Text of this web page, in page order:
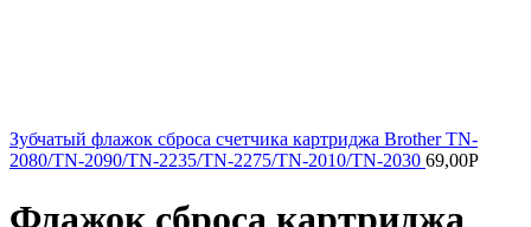
Зубчатый флажок сброса счетчика картриджа Brother TN-
2080/TN-2090/TN-2235/TN-2275/TN-2010/TN-2030 69,00Р